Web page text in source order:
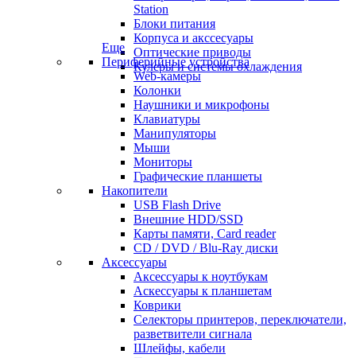
Station
Блоки питания
Корпуса и акссесуары
Оптические приводы
Кулеры и системы охлаждения
Еще
Периферийные устройства
Web-камеры
Колонки
Наушники и микрофоны
Клавиатуры
Манипуляторы
Мыши
Мониторы
Графические планшеты
Накопители
USB Flash Drive
Внешние HDD/SSD
Карты памяти, Card reader
CD / DVD / Blu-Ray диски
Аксессуары
Аксессуары к ноутбукам
Аскессуары к планшетам
Коврики
Селекторы принтеров, переключатели,
разветвители сигнала
Шлейфы, кабели